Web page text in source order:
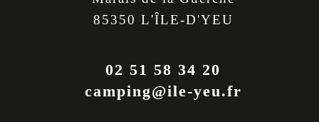
85350 L'ÎLE-D'YEU
02 51 58 34 20
camping@ile-yeu.fr